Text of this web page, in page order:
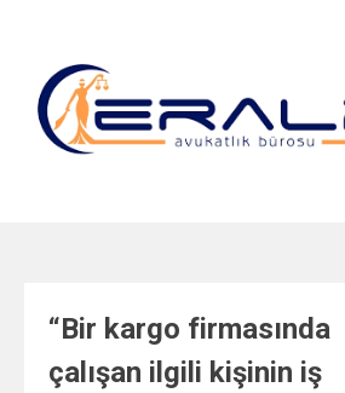
content
“Bir kargo firmasında
çalışan ilgili kişinin iş